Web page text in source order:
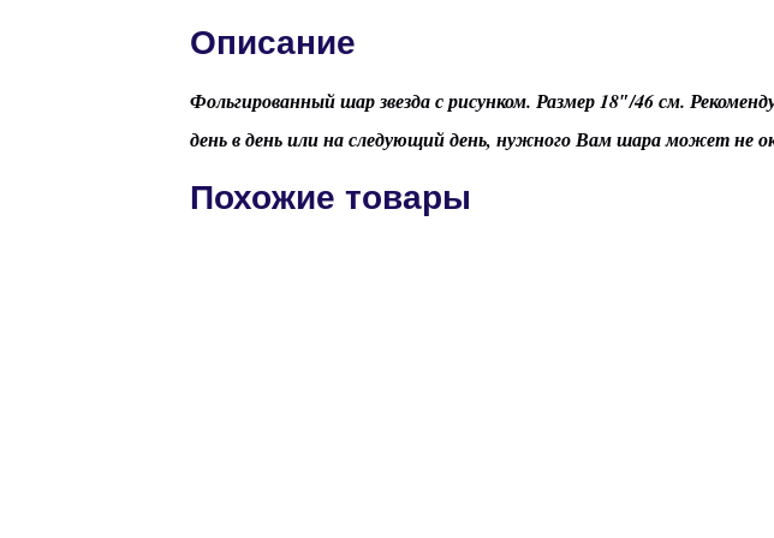
Описание
Фольгированный шар звезда с рисунком. Размер 18″/46 см.
день в день или на следующий день, нужного Вам шара может не
Похожие товары